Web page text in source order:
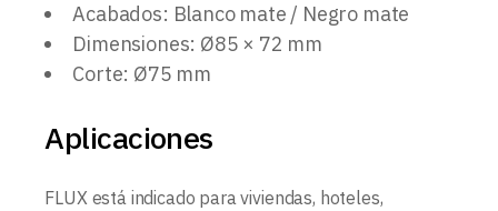
Acabados: Blanco mate / Negro mate
Dimensiones: Ø85 × 72 mm
Corte: Ø75 mm
Aplicaciones
FLUX está indicado para viviendas, hoteles,